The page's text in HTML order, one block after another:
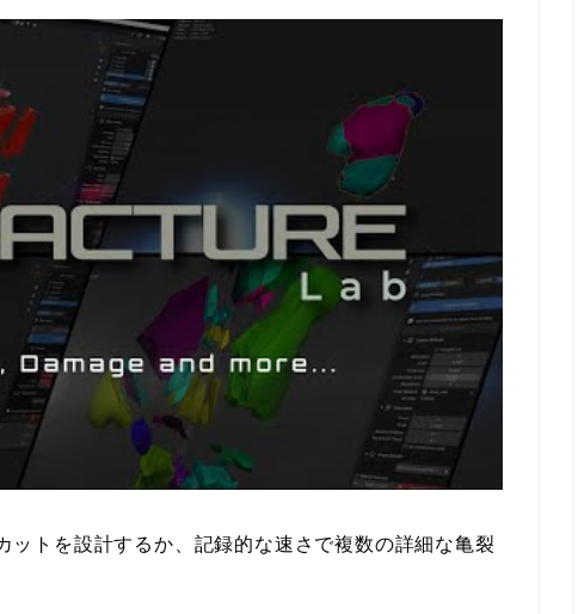
ットを設計するか、記録的な速さで複数の詳細な亀裂